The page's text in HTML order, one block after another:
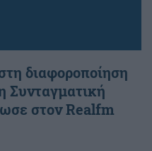
διαφοροποίηση
Συνταγματική
στον Realfm